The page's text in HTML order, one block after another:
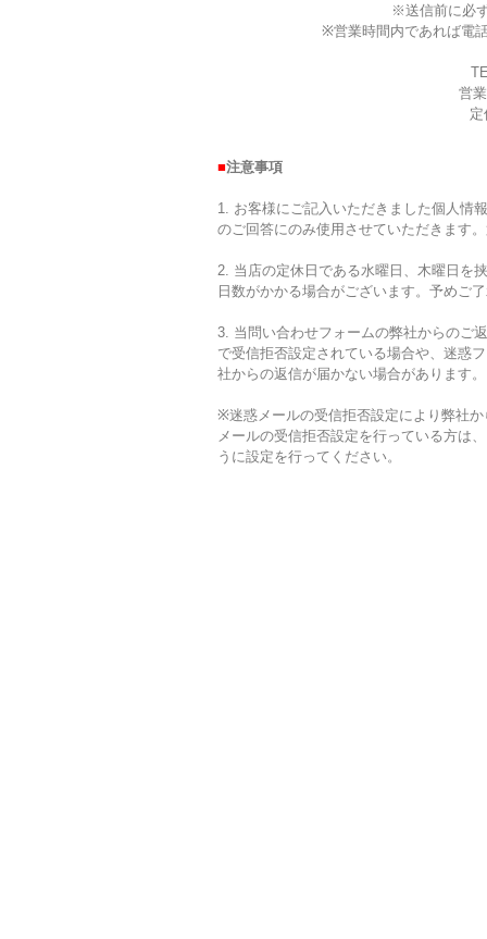
※送信前に必
※営業時間内であれば電
営
■注意事項
1. お客様にご記入いただきました個人情
のご回答にのみ使用させていただきます
2. 当店の定休日である水曜日、木曜日を
日数がかかる場合がございます。予めご
3. 当問い合わせフォームの弊社からのご
で受信拒否設定されている場合や、迷惑
社からの返信が届かない場合があります。
※迷惑メールの受信拒否設定により弊社
メールの受信拒否設定を行っている方は
うに設定を行ってください。